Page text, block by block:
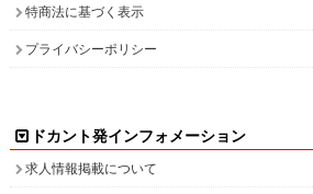
特商法に基づく表示
プライバシーポリシー
ドカント発インフォメーション
求人情報掲載について